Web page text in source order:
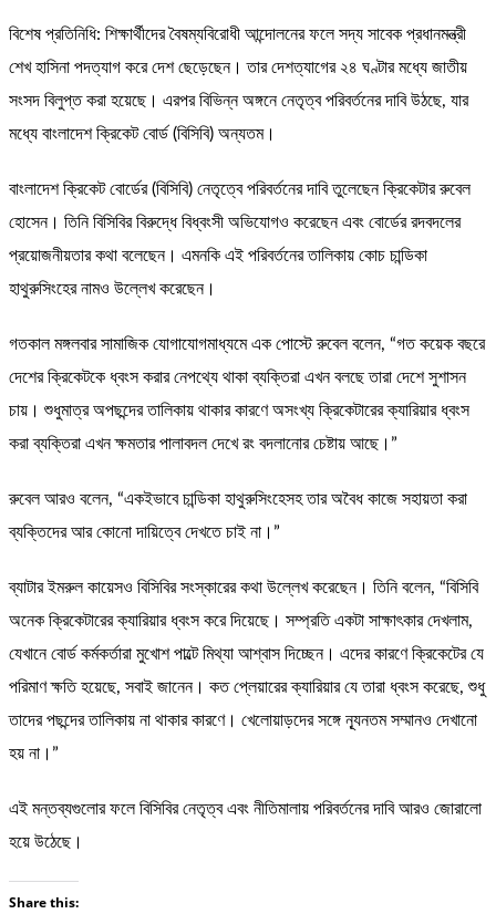
বিশেষ প্রতিনিধি: শিক্ষার্থীদের বৈষম্যবিরোধী আন্দোলনের ফলে সদ্য সাবেক প্রধানমন্ত্রী
শেখ হাসিনা পদত্যাগ করে দেশ ছেড়েছেন। তার দেশত্যাগের ২৪ ঘণ্টার মধ্যে জাতীয়
সংসদ বিলুপ্ত করা হয়েছে। এরপর বিভিন্ন অঙ্গনে নেতৃত্ব পরিবর্তনের দাবি উঠছে, যার
মধ্যে বাংলাদেশ ক্রিকেট বোর্ড (বিসিবি) অন্যতম।
বাংলাদেশ ক্রিকেট বোর্ডের (বিসিবি) নেতৃত্বে পরিবর্তনের দাবি তুলেছেন ক্রিকেটার রুবেল
হোসেন। তিনি বিসিবির বিরুদ্ধে বিধ্বংসী অভিযোগও করেছেন এবং বোর্ডের রদবদলের
প্রয়োজনীয়তার কথা বলেছেন। এমনকি এই পরিবর্তনের তালিকায় কোচ চান্ডিকা
হাথুরুসিংহের নামও উল্লেখ করেছেন।
গতকাল মঙ্গলবার সামাজিক যোগাযোগমাধ্যমে এক পোস্টে রুবেল বলেন, “গত কয়েক বছরে
দেশের ক্রিকেটকে ধ্বংস করার নেপথ্যে থাকা ব্যক্তিরা এখন বলছে তারা দেশে সুশাসন
চায়। শুধুমাত্র অপছন্দের তালিকায় থাকার কারণে অসংখ্য ক্রিকেটারের ক্যারিয়ার ধ্বংস
করা ব্যক্তিরা এখন ক্ষমতার পালাবদল দেখে রং বদলানোর চেষ্টায় আছে।”
রুবেল আরও বলেন, “একইভাবে চান্ডিকা হাথুরুসিংহেসহ তার অবৈধ কাজে সহায়তা করা
ব্যক্তিদের আর কোনো দায়িত্বে দেখতে চাই না।”
ব্যাটার ইমরুল কায়েসও বিসিবির সংস্কারের কথা উল্লেখ করেছেন। তিনি বলেন, “বিসিবি
অনেক ক্রিকেটারের ক্যারিয়ার ধ্বংস করে দিয়েছে। সম্প্রতি একটা সাক্ষাৎকার দেখলাম,
যেখানে বোর্ড কর্মকর্তারা মুখোশ পাল্টে মিথ্যা আশ্বাস দিচ্ছেন। এদের কারণে ক্রিকেটের যে
পরিমাণ ক্ষতি হয়েছে, সবাই জানেন। কত প্লেয়ারের ক্যারিয়ার যে তারা ধ্বংস করেছে, শুধু
তাদের পছন্দের তালিকায় না থাকার কারণে। খেলোয়াড়দের সঙ্গে ন্যূনতম সম্মানও দেখানো
হয় না।”
এই মন্তব্যগুলোর ফলে বিসিবির নেতৃত্ব এবং নীতিমালায় পরিবর্তনের দাবি আরও জোরালো
হয়ে উঠেছে।
Share this: